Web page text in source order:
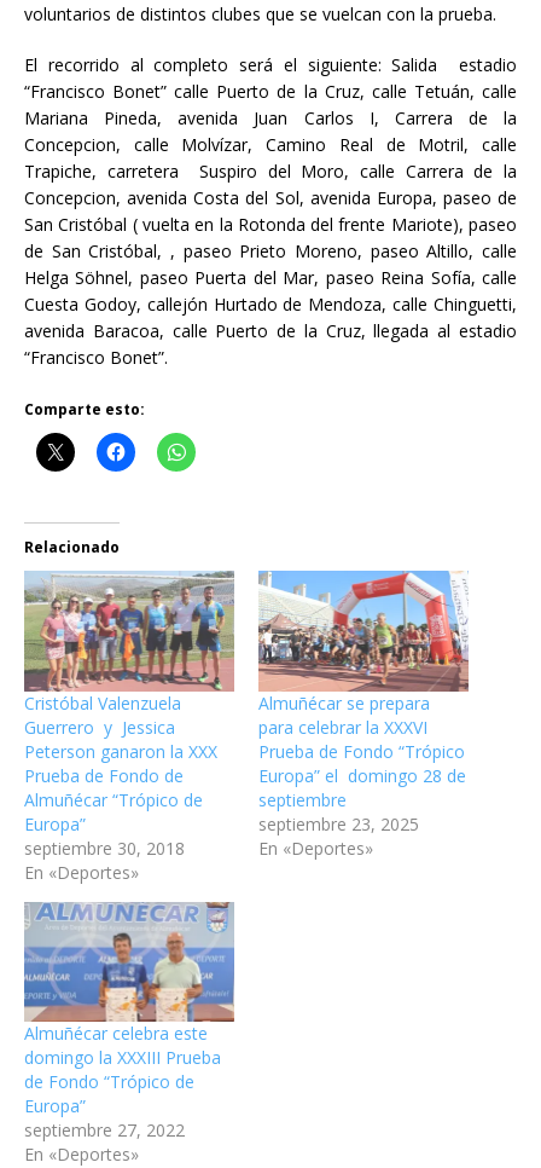
voluntarios de distintos clubes que se vuelcan con la prueba.
El recorrido al completo será el siguiente: Salida estadio
“Francisco Bonet” calle Puerto de la Cruz, calle Tetuán, calle
Mariana Pineda, avenida Juan Carlos I, Carrera de la
Concepcion, calle Molvízar, Camino Real de Motril, calle
Trapiche, carretera Suspiro del Moro, calle Carrera de la
Concepcion, avenida Costa del Sol, avenida Europa, paseo de
San Cristóbal ( vuelta en la Rotonda del frente Mariote), paseo
de San Cristóbal, , paseo Prieto Moreno, paseo Altillo, calle
Helga Söhnel, paseo Puerta del Mar, paseo Reina Sofía, calle
Cuesta Godoy, callejón Hurtado de Mendoza, calle Chinguetti,
avenida Baracoa, calle Puerto de la Cruz, llegada al estadio
“Francisco Bonet”.
Comparte esto:
Relacionado
Cristóbal Valenzuela
Guerrero y Jessica
Peterson ganaron la XXX
Prueba de Fondo de
Almuñécar “Trópico de
Europa”
septiembre 30, 2018
En «Deportes»
Almuñécar se prepara
para celebrar la XXXVI
Prueba de Fondo “Trópico
Europa” el domingo 28 de
septiembre
septiembre 23, 2025
En «Deportes»
Almuñécar celebra este
domingo la XXXIII Prueba
de Fondo “Trópico de
Europa”
septiembre 27, 2022
En «Deportes»